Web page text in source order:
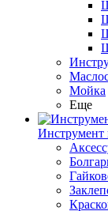
Мойка
Еще
Инструмент